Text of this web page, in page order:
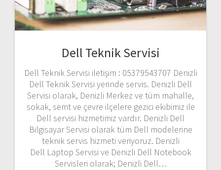
Dell Teknik Servisi
Dell Teknik Servisi iletişim : 05379543707 Denizli
Dell Teknik Servisi yerinde servis. Denizli Dell
Servisi olarak, Denizli Merkez ve tüm mahalle,
sokak, semt ve çevre ilçelere gezici ekibimiz ile
Dell servisi hizmetimiz vardır. Denizli Dell
Bilgisayar Servisi olarak tüm Dell modelerine
teknik servis hizmeti veriyoruz. Denizli
Dell Laptop Servisi ve Denizli Dell Notebook
Servisleri olarak; Denizli Dell…